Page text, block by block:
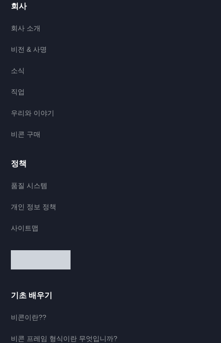
회사
회사 소개
비전 & 사명
소식
직업
우리와 이야기
비콘 구매
정책
품질 시스템
개인 정보 정책
사이트맵
기초 배우기
비콘이란??
비콘 프레임 형식이란 무엇입니까?